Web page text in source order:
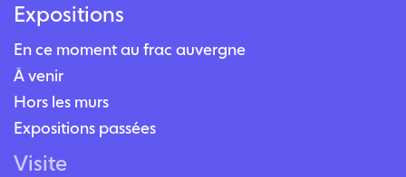
Expositions
En ce moment au frac auvergne
À venir
Hors les murs
Expositions passées
Visite